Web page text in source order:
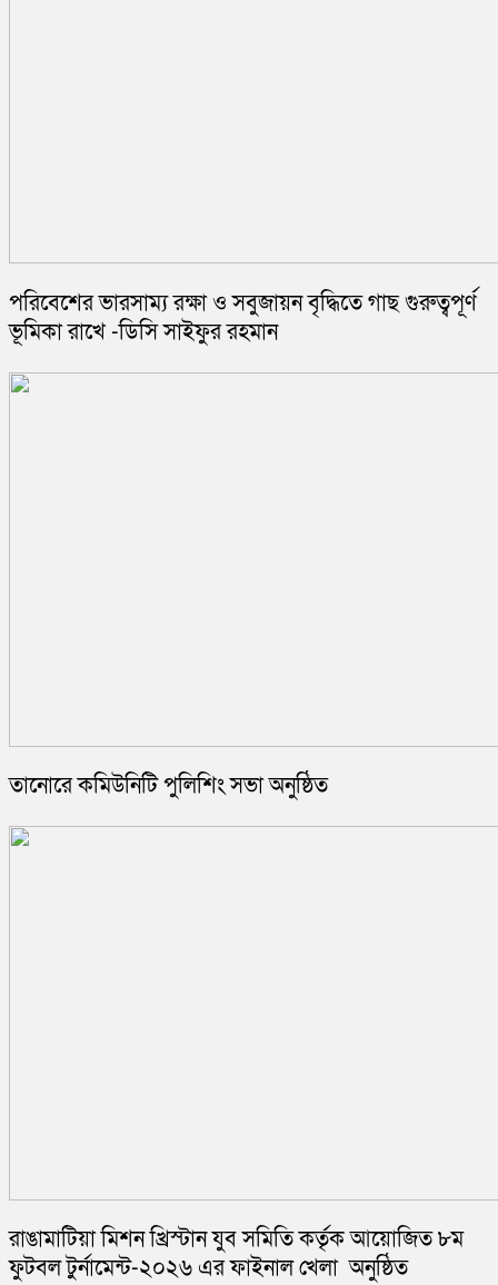
পরিবেশের ভারসাম্য রক্ষা ও সবুজায়ন বৃদ্ধিতে গাছ গুরুত্বপূর্ণ
ভূমিকা রাখে -ডিসি সাইফুর রহমান
তানোরে কমিউনিটি পুলিশিং সভা অনুষ্ঠিত
রাঙামাটিয়া মিশন খ্রিস্টান যুব সমিতি কর্তৃক আয়োজিত ৮ম
ফুটবল টুর্নামেন্ট-২০২৬ এর ফাইনাল খেলা অনুষ্ঠিত